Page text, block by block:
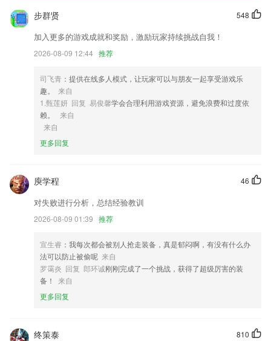
bb电子糖果软件特色
1,【高频问题】
4,软件通过强大的数据收集能力，帮助2265用户进行复习和巩固。
5,安装和管理代理许可证或连接到独立实例以配置和安排备份，而无需接
触目标工作站。
6,界面清晰简洁，可以语音录入翻译，也可以文字输入翻译，方便迅速
1.幼儿早教，母语是必须要掌握的一门语言，让孩子“多听”、“多说”，模
拟视频人物发音，让孩子爱上开口说话，从小开始培养良好学习氛围；
2.文件翻译，课堂记录，旅游翻译让大家一目了然
4.app会对孩子进行打分，这样孩子就能慢慢的提升拼图速度了；
5.可以准备对应的绘画材料，然后根据视频课程学习绘画；
6.在这里有海量的故事绘本可以让你看到，你可以在这里非常方便的去阅
读到想要阅读的故事。
新增货找车路径规划功能
548
步群贤
加入更多的游戏成就和奖励，激励玩家持续挑战自我！
2026-08-09 12:44 推荐
司飞青 ：提供在线多人模式，让玩家可以与朋友一起享受游戏乐
趣。
来自
1.甄莲妍 回复 易俊馨学会合理利用游戏资源，避免浪费和过度依
赖。
来自
来自
更多回复
46
庾学程
对失败进行分析，总结经验教训
2026-08-09 01:39 推荐
宣生睿 ：我每次都会被别人抢走装备，真是郁闷啊，有没有什么办
法可以防止被偷呢 来自
罗霭炎 回复 郎环诚刚刚完成了一个挑战，获得了超级厉害的装
备！
来自
更多回复
810
终策泰